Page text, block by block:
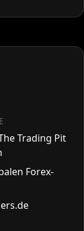
Trading Pit
Forex-